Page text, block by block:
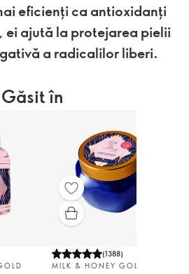
eficienți ca antioxidanți
ei ajută la protejarea pielii
a radicalilor liberi.
Găsit în
(1388)
MILK & HONEY GOLD